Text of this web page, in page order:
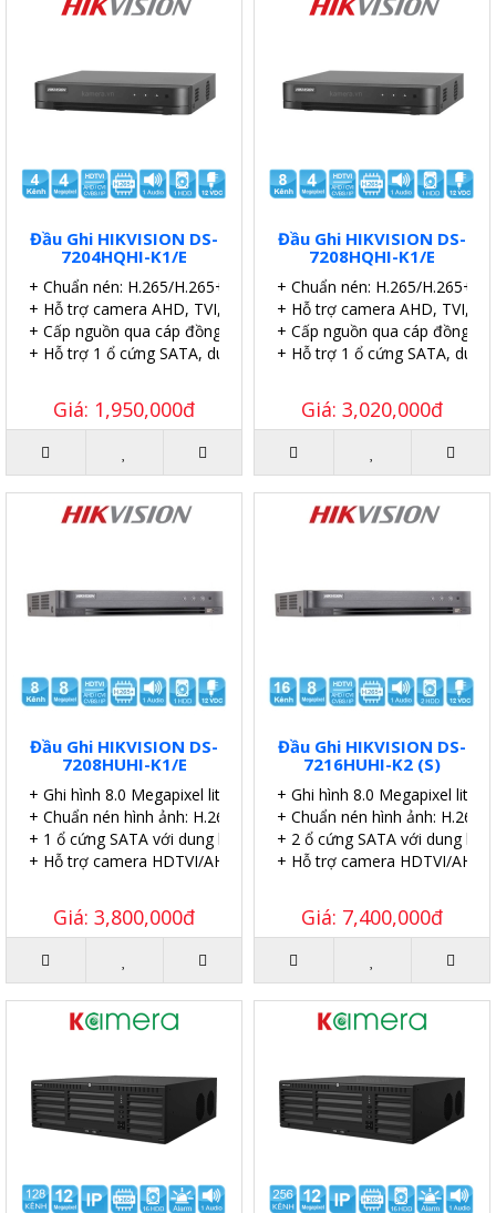
Đầu Ghi HIKVISION DS-
7204HQHI-K1/E
+ Chuẩn nén: H.265/H.265+.
+ Hỗ trợ camera AHD, TVI, CVI, IP
+ Cấp nguồn qua cáp đồng trục (PoC).
+ Hỗ trợ 1 ổ cứng SATA, dung lượng 6TB.
Giá: 1,950,000đ
Đầu Ghi HIKVISION DS-
7208HQHI-K1/E
+ Chuẩn nén: H.265/H.265+.
+ Hỗ trợ camera AHD, TVI,
+ Cấp nguồn qua cáp đồng
+ Hỗ trợ 1 ổ cứng SATA,
Giá: 3,020,000đ
Đầu Ghi HIKVISION DS-
7208HUHI-K1/E
+ Ghi hình 8.0 Megapixel lite 8 kênh.
+ Chuẩn nén hình ảnh: H.265 Pro+/H.265 Pro.
+ 1 ổ cứng SATA với dung lượng 10TB.
+ Hỗ trợ camera HDTVI/AHD/CVI/CVBS/IP.
Giá: 3,800,000đ
Đầu Ghi HIKVISION DS-
7216HUHI-K2 (S)
+ Ghi hình 8.0 Megapixel lite 8
+ Chuẩn nén hình ảnh: H.265
+ 2 ổ cứng SATA với dung
+ Hỗ trợ camera HDTVI/AHD/
Giá: 7,400,000đ